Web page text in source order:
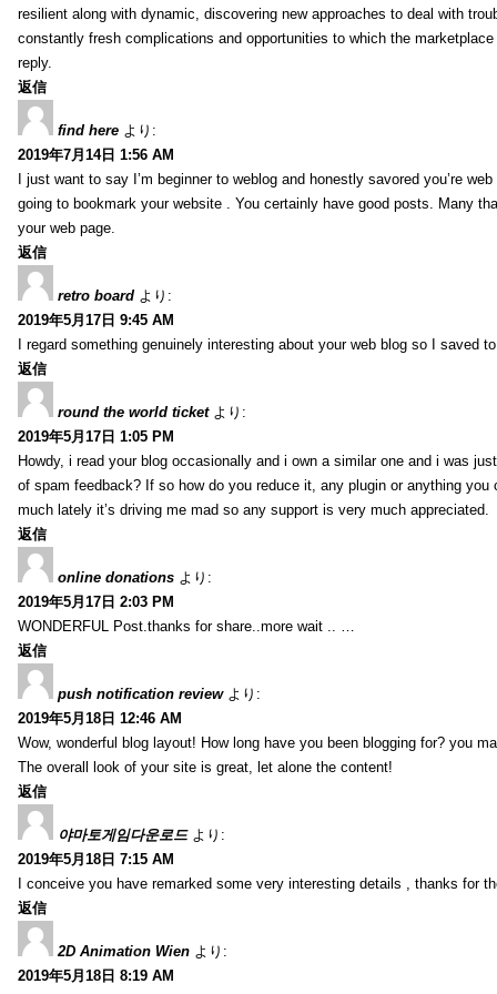
resilient along with dynamic, discovering new approaches to deal with
constantly fresh complications and opportunities to which the
reply.
返信
find here より:
2019年7月14日 1:56 AM
I just want to say I’m beginner to weblog and honestly savored you’re
going to bookmark your website . You certainly have good posts. Many
your web page.
返信
retro board より:
2019年5月17日 9:45 AM
I regard something genuinely interesting about your web blog so I saved
返信
round the world ticket より:
2019年5月17日 1:05 PM
Howdy, i read your blog occasionally and i own a similar one and i was
of spam feedback? If so how do you reduce it, any plugin or anything you
much lately it’s driving me mad so any support is very much appreciated.
返信
online donations より:
2019年5月17日 2:03 PM
WONDERFUL Post.thanks for share..more wait .. …
返信
push notification review より:
2019年5月18日 12:46 AM
Wow, wonderful blog layout! How long have you been blogging for? you
The overall look of your site is great, let alone the content!
返信
야마토게임다운로드 より:
2019年5月18日 7:15 AM
I conceive you have remarked some very interesting details , thanks for
返信
2D Animation Wien より:
2019年5月18日 8:19 AM